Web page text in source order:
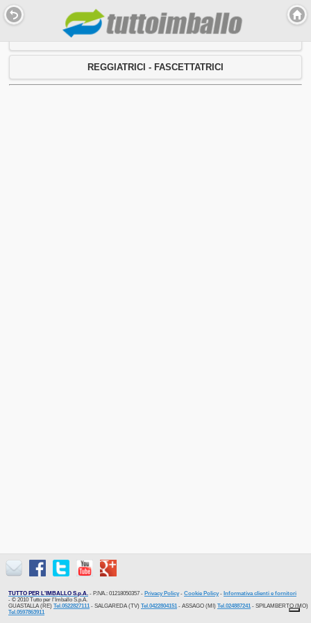
REGGIATRICI - FASCETTATRICI
TUTTO PER L'IMBALLO S.p.A. - P.IVA.: 01218050357 - Privacy Policy- Cookie Policy- Informativa clienti e fornitori
- © 2010 Tutto per l'Imballo S.p.A.
GUASTALLA (RE) Tel.0522827111 - SALGAREDA (TV) Tel.0422804151 - ASSAGO (MI) Tel.024887241 - SPILAMBERTO (MO)
Tel.0597863911